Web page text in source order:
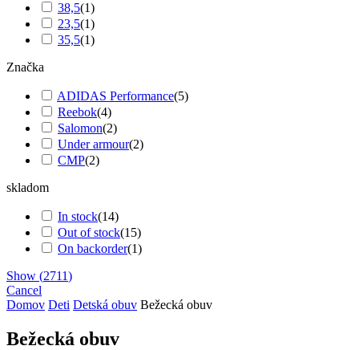
38,5(1)
23,5(1)
35,5(1)
Značka
ADIDAS Performance(5)
Reebok(4)
Salomon(2)
Under armour(2)
CMP(2)
skladom
In stock(14)
Out of stock(15)
On backorder(1)
Show (2711)
Cancel
Domov Deti Detská obuv Bežecká obuv
Bežecká obuv